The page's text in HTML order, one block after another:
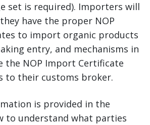
set is required). Importers will
have the proper NOP
to import organic products
entry, and mechanisms in
the NOP Import Certificate
to their customs broker.
is provided in the
to understand what parties